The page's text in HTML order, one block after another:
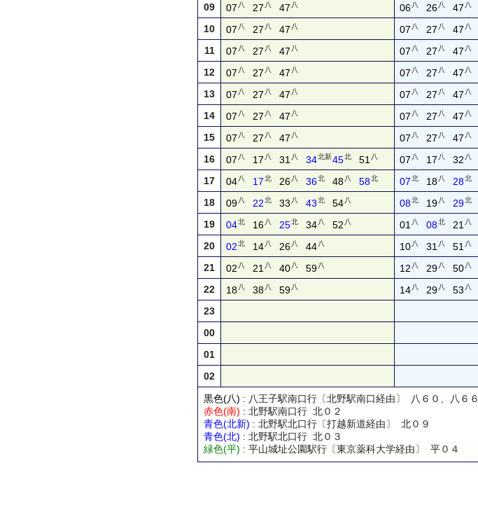
09 07 八 27 八 47 八 06 八 26 八 47 八
10 07 八 27 八 47 八 07 八 27 八 47 八
11 07 八 27 八 47 八 07 八 27 八 47 八
12 07 八 27 八 47 八 07 八 27 八 47 八
13 07 八 27 八 47 八 07 八 27 八 47 八
14 07 八 27 八 47 八 07 八 27 八 47 八
15 07 八 27 八 47 八 07 八 27 八 47 八
16 07 八 17 八 31 八 34北新45北 51 八 07 八 17 八 32 八
17 04 八 17北 26 八 36北 48 八 58北 07北 18 八 28北
18 09 八 22北 33 八 43北 54 八 08北 19 八 29北
19 04北 16 八 25北 34 八 52 八 01 八 08北 21 八
20 02北 14 八 26 八 44 八 10 八 31 八 51 八
21 02 八 21 八 40 八 59 八 12 八 29 八 50 八
22 18 八 38 八 59 八 14 八 29 八 53 八
23
00
01
02
黒色(八) : 八王子駅南口行〔北野駅南口経由〕 八６０、八６６
赤色(南) : 北野駅南口行 北０２
青色(北新) : 北野駅北口行〔打越新道経由〕 北０９
青色(北) : 北野駅北口行 北０３
緑色(平) : 平山城址公園駅行〔東京薬科大学経由〕 平０４